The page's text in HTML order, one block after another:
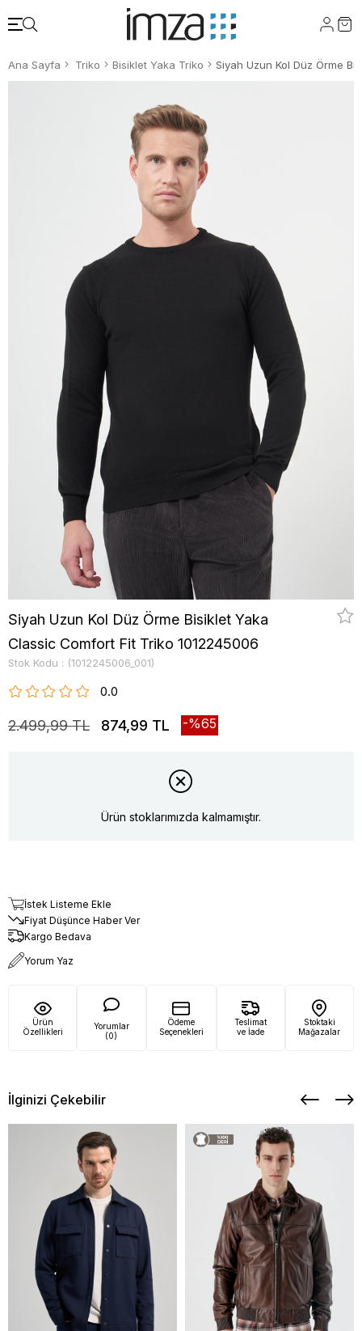
Ana Sayfa Triko Bisiklet Yaka Triko
Siyah Uzun Kol Düz Örme Bisiklet Yaka
Classic Comfort Fit Triko 1012245006
Stok Kodu (1012245006_001)
0.0
2.499,99 TL 874,99 TL 65
Ürün stoklarımızda kalmamıştır.
İstek Listeme Ekle
Fiyat Düşünce Haber Ver
Kargo Bedava
Yorum Yaz
Ürün
Özellikleri
Yorumlar
(0)
Ödeme
Seçenekleri
Teslimat
ve İade
Stoktaki
Mağazalar
İlginizi Çekebilir